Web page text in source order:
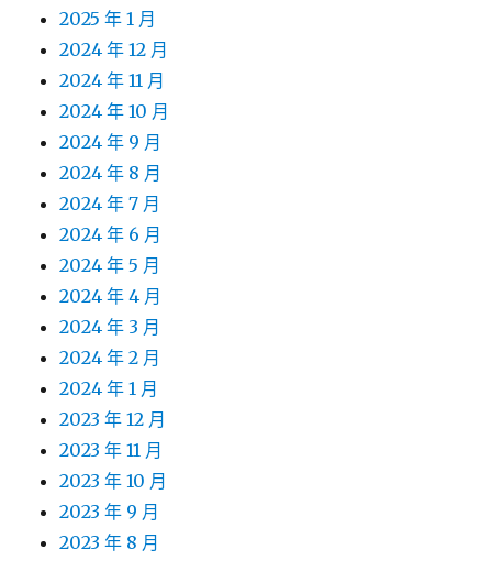
2025 年 1 月
2024 年 12 月
2024 年 11 月
2024 年 10 月
2024 年 9 月
2024 年 8 月
2024 年 7 月
2024 年 6 月
2024 年 5 月
2024 年 4 月
2024 年 3 月
2024 年 2 月
2024 年 1 月
2023 年 12 月
2023 年 11 月
2023 年 10 月
2023 年 9 月
2023 年 8 月